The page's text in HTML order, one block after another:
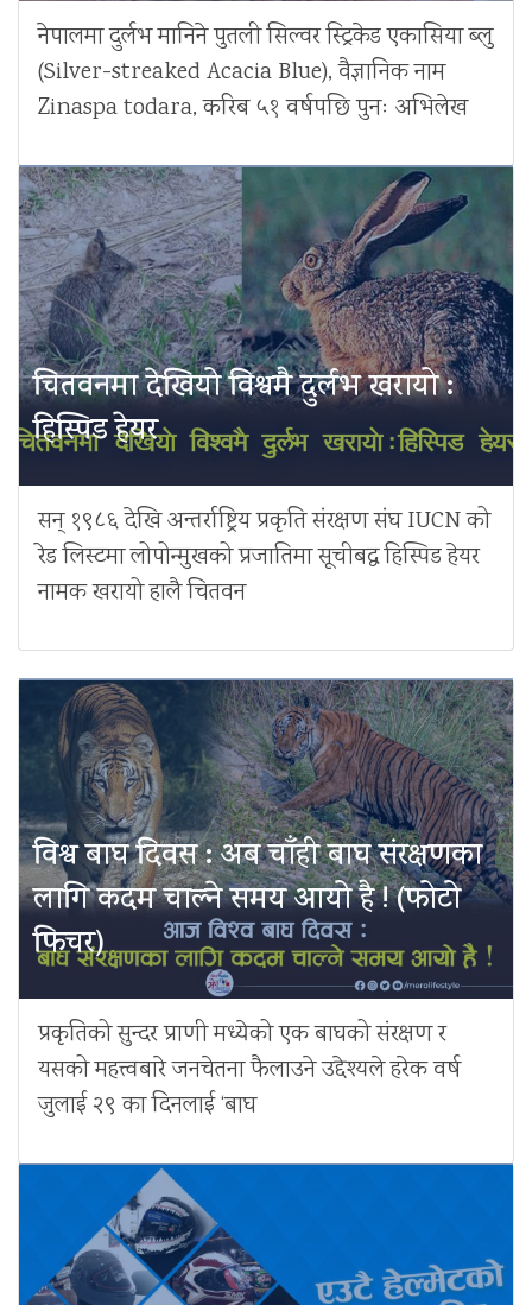
नेपालमा दुर्लभ मानिने पुतली सिल्वर स्ट्रिकेड एकासिया ब्लु
(Silver-streaked Acacia Blue), वैज्ञानिक नाम
Zinaspa todara, करिब ५१ वर्षपछि पुनः अभिलेख
चितवनमा देखियो विश्वमै दुर्लभ खरायो :
हिस्पिड हेयर
सन् १९८६ देखि अन्तर्राष्ट्रिय प्रकृति संरक्षण संघ IUCN को
रेड लिस्टमा लोपोन्मुखको प्रजातिमा सूचीबद्ध हिस्पिड हेयर
नामक खरायो हालै चितवन
विश्व बाघ दिवस : अब चाँही बाघ संरक्षणका
लागि कदम चाल्ने समय आयो है ! (फोटो
फिचर)
प्रकृतिको सुन्दर प्राणी मध्येको एक बाघको संरक्षण र
यसको महत्त्वबारे जनचेतना फैलाउने उद्देश्यले हरेक वर्ष
जुलाई २९ का दिनलाई ‘बाघ